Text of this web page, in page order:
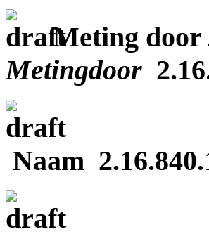
Meting door
Metingdoor
Naam